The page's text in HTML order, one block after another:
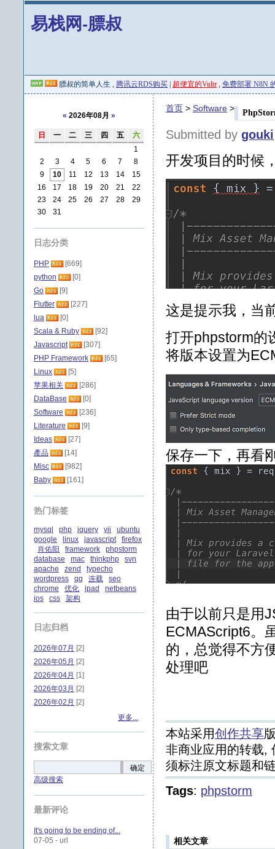
易栈网-膘叔
膘叔的简单人生 , 腾讯云RDS购买 超便宜的Vultr , 免费部署 N8N
首页 > Software >
Submitted by gouki
开发项目的时候
这是提示我，当
打开phpstorm的
将版本设置为
保存一下，再看
由于以前只是用
ECMAScript6。
的，总觉得不方
处理吧
本站采用创作共享
非商业应用的转载,
须标注原文标题和
Tags: phpstorm
相关文章
« 2026年08月 »
日 一 二 三 四 五
六
1
2
3 4 5 6 7
8
9
10 11 12 13 14
15
16
17 18 19 20 21
22
23
24 25 26 27 28
29
30
31
日志分类
PHP
[669]
python
[0]
Go
[9]
Flutter
[227]
lua
[0]
Scala & Ruby
[92]
Javascript
[307]
PHP Framework
[65]
Linux
[5]
苹果相关
[286]
DataBase
[0]
Software
[236]
Literature
[9]
Ideas
[27]
產品
[14]
Misc
[982]
Baby
[161]
热门标签
mysql php jquery yii
ubuntu
google
linux javascript
firefox
肖佑阳
framework
phpstorm
database
mac thinkphp
svn
apache
zend
typecho
wordpress
qq 连载
seo
chrome
优化 ipad
netbeans
ios
css 架构
日志归档
2026年07月 [2]
2026年05月 [2]
2026年04月 [1]
2026年03月 [2]
2026年02月 [2]
更多...
搜索文章
确定
高级搜索
最新评论
It's going to be ending of...
07-05 - url